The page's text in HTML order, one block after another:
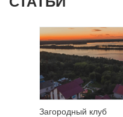
Загородный клуб